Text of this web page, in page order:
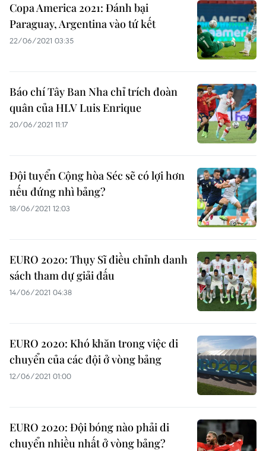
Copa America 2021: Đánh bại
Paraguay, Argentina vào tứ kết
22/06/2021 03:35
Báo chí Tây Ban Nha chỉ trích đoàn
quân của HLV Luis Enrique
20/06/2021 11:17
Đội tuyển Cộng hòa Séc sẽ có lợi hơn
nếu đứng nhì bảng?
18/06/2021 12:03
EURO 2020: Thụy Sĩ điều chỉnh danh
sách tham dự giải đấu
14/06/2021 04:38
EURO 2020: Khó khăn trong việc di
chuyển của các đội ở vòng bảng
12/06/2021 01:00
EURO 2020: Đội bóng nào phải di
chuyển nhiều nhất ở vòng bảng?